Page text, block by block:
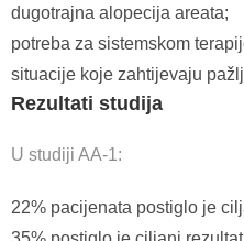
dugotrajna alopecija areata;
potreba za sistemskom
situacije koje zahtijevaju
Rezultati studija
U studiji AA-1:
22% pacijenata postiglo je